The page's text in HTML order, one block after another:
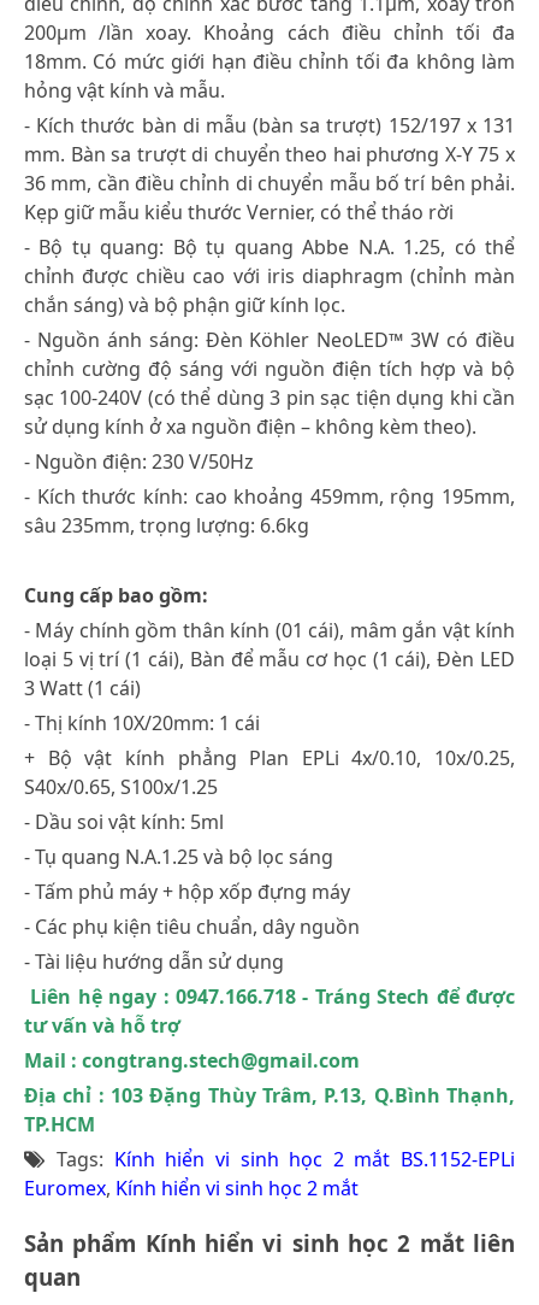
200μm /lần xoay. Khoảng cách điều chỉnh tối đa
18mm. Có mức giới hạn điều chỉnh tối đa không làm
hỏng vật kính và mẫu.
- Kích thước bàn di mẫu (bàn sa trượt) 152/197 x 131
mm. Bàn sa trượt di chuyển theo hai phương X-Y 75 x
36 mm, cần điều chỉnh di chuyển mẫu bố trí bên phải.
Kẹp giữ mẫu kiểu thước Vernier, có thể tháo rời
- Bộ tụ quang: Bộ tụ quang Abbe N.A. 1.25, có thể
chỉnh được chiều cao với iris diaphragm (chỉnh màn
chắn sáng) và bộ phận giữ kính lọc.
- Nguồn ánh sáng: Đèn Köhler NeoLED™ 3W có điều
chỉnh cường độ sáng với nguồn điện tích hợp và bộ
sạc 100-240V (có thể dùng 3 pin sạc tiện dụng khi cần
sử dụng kính ở xa nguồn điện – không kèm theo).
- Nguồn điện: 230 V/50Hz
- Kích thước kính: cao khoảng 459mm, rộng 195mm,
sâu 235mm, trọng lượng: 6.6kg
Cung cấp bao gồm:
- Máy chính gồm thân kính (01 cái), mâm gắn vật kính
loại 5 vị trí (1 cái), Bàn để mẫu cơ học (1 cái), Đèn LED
3 Watt (1 cái)
- Thị kính 10X/20mm: 1 cái
+ Bộ vật kính phẳng Plan EPLi 4x/0.10, 10x/0.25,
S40x/0.65, S100x/1.25
- Dầu soi vật kính: 5ml
- Tụ quang N.A.1.25 và bộ lọc sáng
- Tấm phủ máy + hộp xốp đựng máy
- Các phụ kiện tiêu chuẩn, dây nguồn
- Tài liệu hướng dẫn sử dụng
Liên hệ ngay : 0947.166.718 - Tráng Stech để được
tư vấn và hỗ trợ
Mail : congtrang.stech@gmail.com
Địa chỉ : 103 Đặng Thùy Trâm, P.13, Q.Bình Thạnh,
TP.HCM
Tags: Kính hiển vi sinh học 2 mắt BS.1152-EPLi
Euromex, Kính hiển vi sinh học 2 mắt
Sản phẩm Kính hiển vi sinh học 2 mắt liên
quan